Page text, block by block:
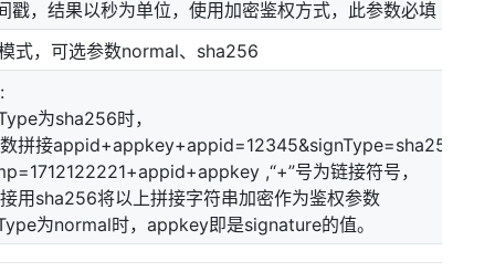
戳，结果以秒为单位，使用加密鉴权方式，此参数必填
式，可选参数normal、sha256
为sha256时，
拼接appid+appkey+appid=12345&signType=sha256&
,“+”号为链接符号，
用sha256将以上拼接字符串加密作为鉴权参数
为normal时，appkey即是signature的值。